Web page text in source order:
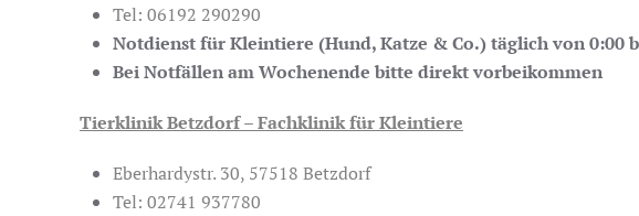
Tel: 06192 290290
Notdienst für Kleintiere (Hund, Katze & Co.) täglich von 0:00
Bei Notfällen am Wochenende bitte direkt vorbeikommen
TierklinikBetzdorf – Fachklinik für Kleintiere
Eberhardystr. 30, 57518 Betzdorf
Tel: 02741 937780